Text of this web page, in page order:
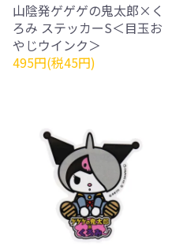
山陰発ゲゲゲの鬼太郎×く
ろみ ステッカーS＜目玉お
やじウインク＞
495円(税45円)